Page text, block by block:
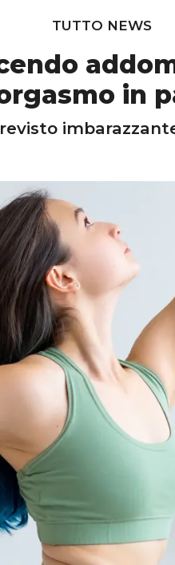
TUTTO NEWS
in